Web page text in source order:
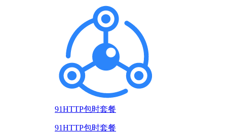
91HTTP包时套餐
91HTTP包时套餐